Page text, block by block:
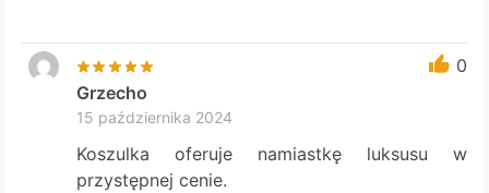
0
Grzecho
15 października 2024
Koszulka oferuje namiastkę luksusu w
przystępnej cenie.